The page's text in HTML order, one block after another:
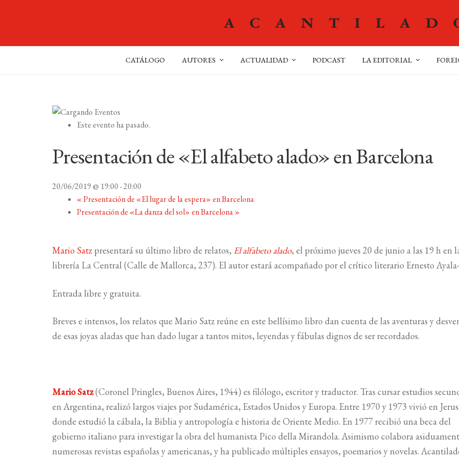
CATÁLOGO AUTORES ACTUALIDAD PODCAST LA EDITORIAL
Este evento ha pasado.
Presentación de «El alfabeto alado» en Barcelona
20/06/2019 @ 19:00-20:00
«Presentación de «El lugar de la espera» en Barcelona
Presentación de «La danza del sol» en Barcelona»
Mario Satz presentará su último libro de relatos, El alfabeto alado, el próximo jueves 20 de junio a las 19 h en
librería La Central (Calle de Mallorca, 237). El autor estará acompañado por el crítico literario Ernesto
Entrada libre y gratuita.
Breves e intensos, los relatos que Mario Satz reúne en este bellísimo libro dan cuenta de las aventuras y
de esas joyas aladas que han dado lugar a tantos mitos, leyendas y fábulas dignos de ser recordados.
Mario Satz(Coronel Pringles, Buenos Aires, 1944) es filólogo, escritor y traductor. Tras cursar estudios
en Argentina, realizó largos viajes por Sudamérica, Estados Unidos y Europa. Entre 1970 y 1973 vivió en
donde estudió la cábala, la Biblia y antropología e historia de Oriente Medio. En 1977 recibió una beca del
gobierno italiano para investigar la obra del humanista Pico della Mirandola. Asimismo colabora
numerosas revistas españolas y americanas, y ha publicado múltiples ensayos, poemarios y novelas.